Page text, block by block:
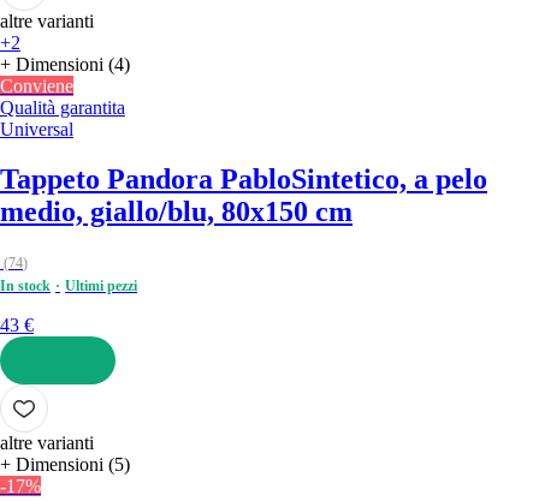
altre varianti
+2
+ Dimensioni (4)
Conviene
Qualità garantita
Universal
Tappeto Pandora PabloSintetico, a pelo
medio, giallo/blu, 80x150 cm
(74)
In stock
Ultimi pezzi
43 €
AGGIUNGI
altre varianti
+ Dimensioni (5)
-17%